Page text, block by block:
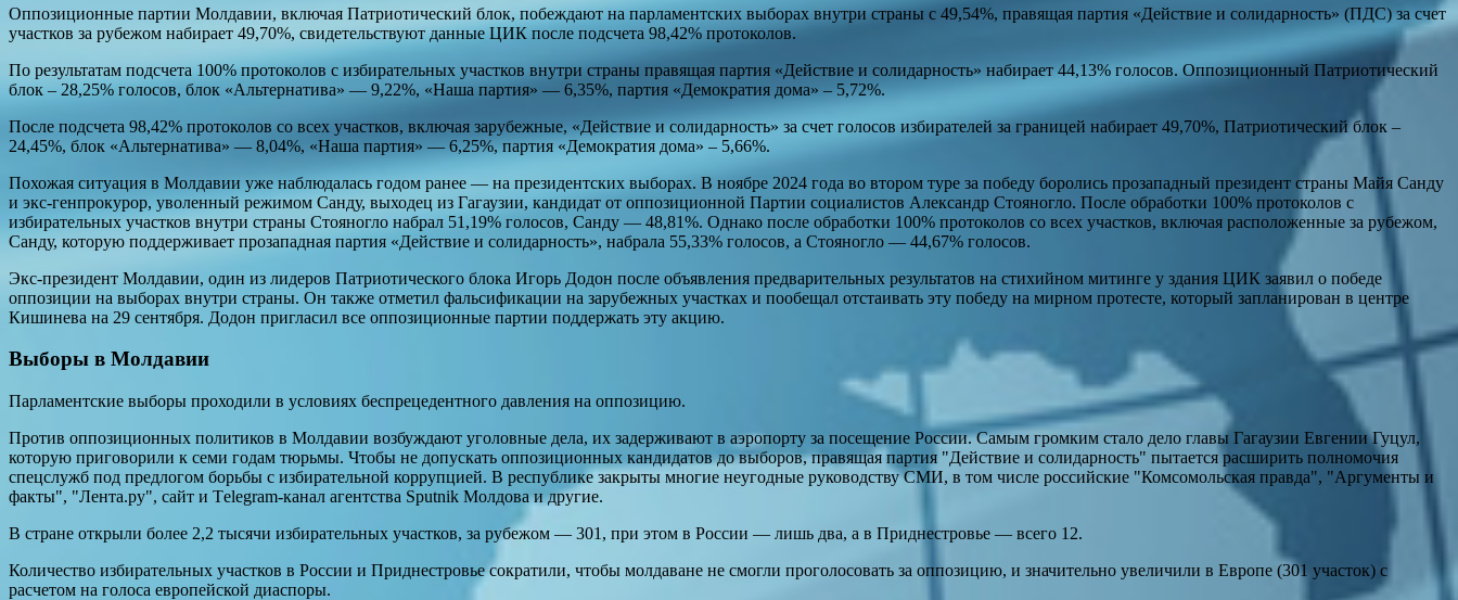
Оппозиционные партии Молдавии, включая Патриотический блок, побеждают на парламентских выборах внутри страны с 49,54%, правящая партия «Действие и солидарность» (ПДС) за счет
участков за рубежом набирает 49,70%, свидетельствуют данные ЦИК после подсчета 98,42% протоколов.
По результатам подсчета 100% протоколов с избирательных участков внутри страны правящая партия «Действие и солидарность» набирает 44,13% голосов. Оппозиционный Патриотический
блок – 28,25% голосов, блок «Альтернатива» — 9,22%, «Наша партия» — 6,35%, партия «Демократия дома» – 5,72%.
После подсчета 98,42% протоколов со всех участков, включая зарубежные, «Действие и солидарность» за счет голосов избирателей за границей набирает 49,70%, Патриотический блок –
24,45%, блок «Альтернатива» — 8,04%, «Наша партия» — 6,25%, партия «Демократия дома» – 5,66%.
Похожая ситуация в Молдавии уже наблюдалась годом ранее — на президентских выборах. В ноябре 2024 года во втором туре за победу боролись прозападный президент страны Майя Санду
и экс-генпрокурор, уволенный режимом Санду, выходец из Гагаузии, кандидат от оппозиционной Партии социалистов Александр Стояногло. После обработки 100% протоколов с
избирательных участков внутри страны Стояногло набрал 51,19% голосов, Санду — 48,81%. Однако после обработки 100% протоколов со всех участков, включая расположенные за рубежом,
Санду, которую поддерживает прозападная партия «Действие и солидарность», набрала 55,33% голосов, а Стояногло — 44,67% голосов.
Экс-президент Молдавии, один из лидеров Патриотического блока Игорь Додон после объявления предварительных результатов на стихийном митинге у здания ЦИК заявил о победе
оппозиции на выборах внутри страны. Он также отметил фальсификации на зарубежных участках и пообещал отстаивать эту победу на мирном протесте, который запланирован в центре
Кишинева на 29 сентября. Додон пригласил все оппозиционные партии поддержать эту акцию.
Выборы в Молдавии
Парламентские выборы проходили в условиях беспрецедентного давления на оппозицию.
Против оппозиционных политиков в Молдавии возбуждают уголовные дела, их задерживают в аэропорту за посещение России. Самым громким стало дело главы Гагаузии Евгении Гуцул,
которую приговорили к семи годам тюрьмы. Чтобы не допускать оппозиционных кандидатов до выборов, правящая партия "Действие и солидарность" пытается расширить полномочия
спецслужб под предлогом борьбы с избирательной коррупцией. В республике закрыты многие неугодные руководству СМИ, в том числе российские "Комсомольская правда", "Аргументы и
факты", "Лента.ру", сайт и Тelegram-канал агентства Sputnik Молдова и другие.
В стране открыли более 2,2 тысячи избирательных участков, за рубежом — 301, при этом в России — лишь два, а в Приднестровье — всего 12.
Количество избирательных участков в России и Приднестровье сократили, чтобы молдаване не смогли проголосовать за оппозицию, и значительно увеличили в Европе (301 участок) с
расчетом на голоса европейской диаспоры.